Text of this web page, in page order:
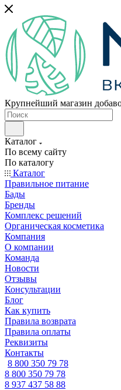
Крупнейший магазин
Каталог
По всему сайту
По каталогу
Каталог
Правильное питание
Бады
Бренды
Комплекс решений
Органическая косметика
Компания
О компании
Команда
Новости
Отзывы
Консультации
Блог
Как купить
Правила возврата
Правила оплаты
Реквизиты
Контакты
8 800 350 79 78
8 800 350 79 78
8 937 437 58 88